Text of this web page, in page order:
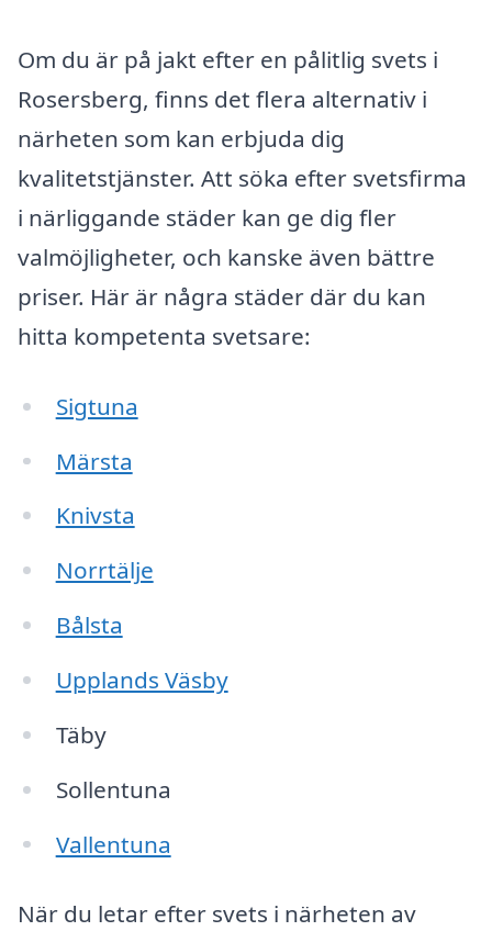
Om du är på jakt efter en pålitlig svets i
Rosersberg, finns det flera alternativ i
närheten som kan erbjuda dig
kvalitetstjänster. Att söka efter svetsfirma
i närliggande städer kan ge dig fler
valmöjligheter, och kanske även bättre
priser. Här är några städer där du kan
hitta kompetenta svetsare:
Sigtuna
Märsta
Knivsta
Norrtälje
Bålsta
Upplands Väsby
Täby
Sollentuna
Vallentuna
När du letar efter svets i närheten av